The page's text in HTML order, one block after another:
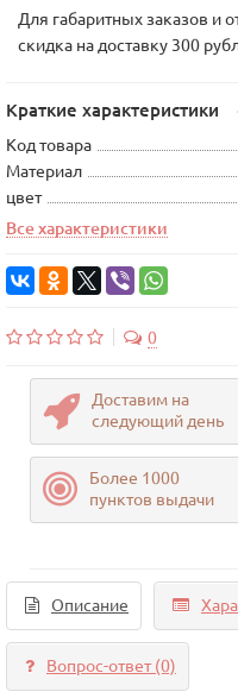
Для габаритных заказов и
скидка на доставку 300
Краткие характеристики
Код товара
Материал
цвет
Все характеристики
0
Доставим на
следующий день
Более 1000
пунктов выдачи
Описание
Вопрос-ответ(0)